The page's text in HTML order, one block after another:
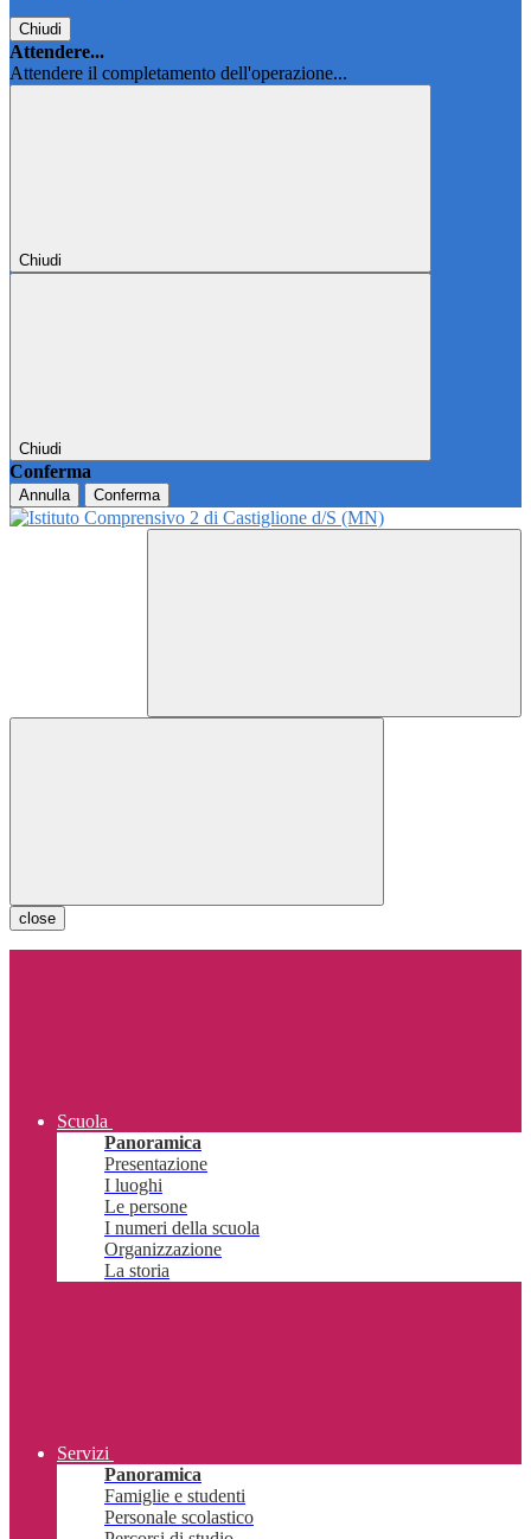
Chiudi
Attendere...
Attendere il completamento dell'operazione...
Chiudi
Chiudi
Conferma
Annulla Conferma
close
Scuola
Panoramica
Presentazione
I luoghi
Le persone
I numeri della scuola
Organizzazione
La storia
Servizi
Panoramica
Famiglie e studenti
Personale scolastico